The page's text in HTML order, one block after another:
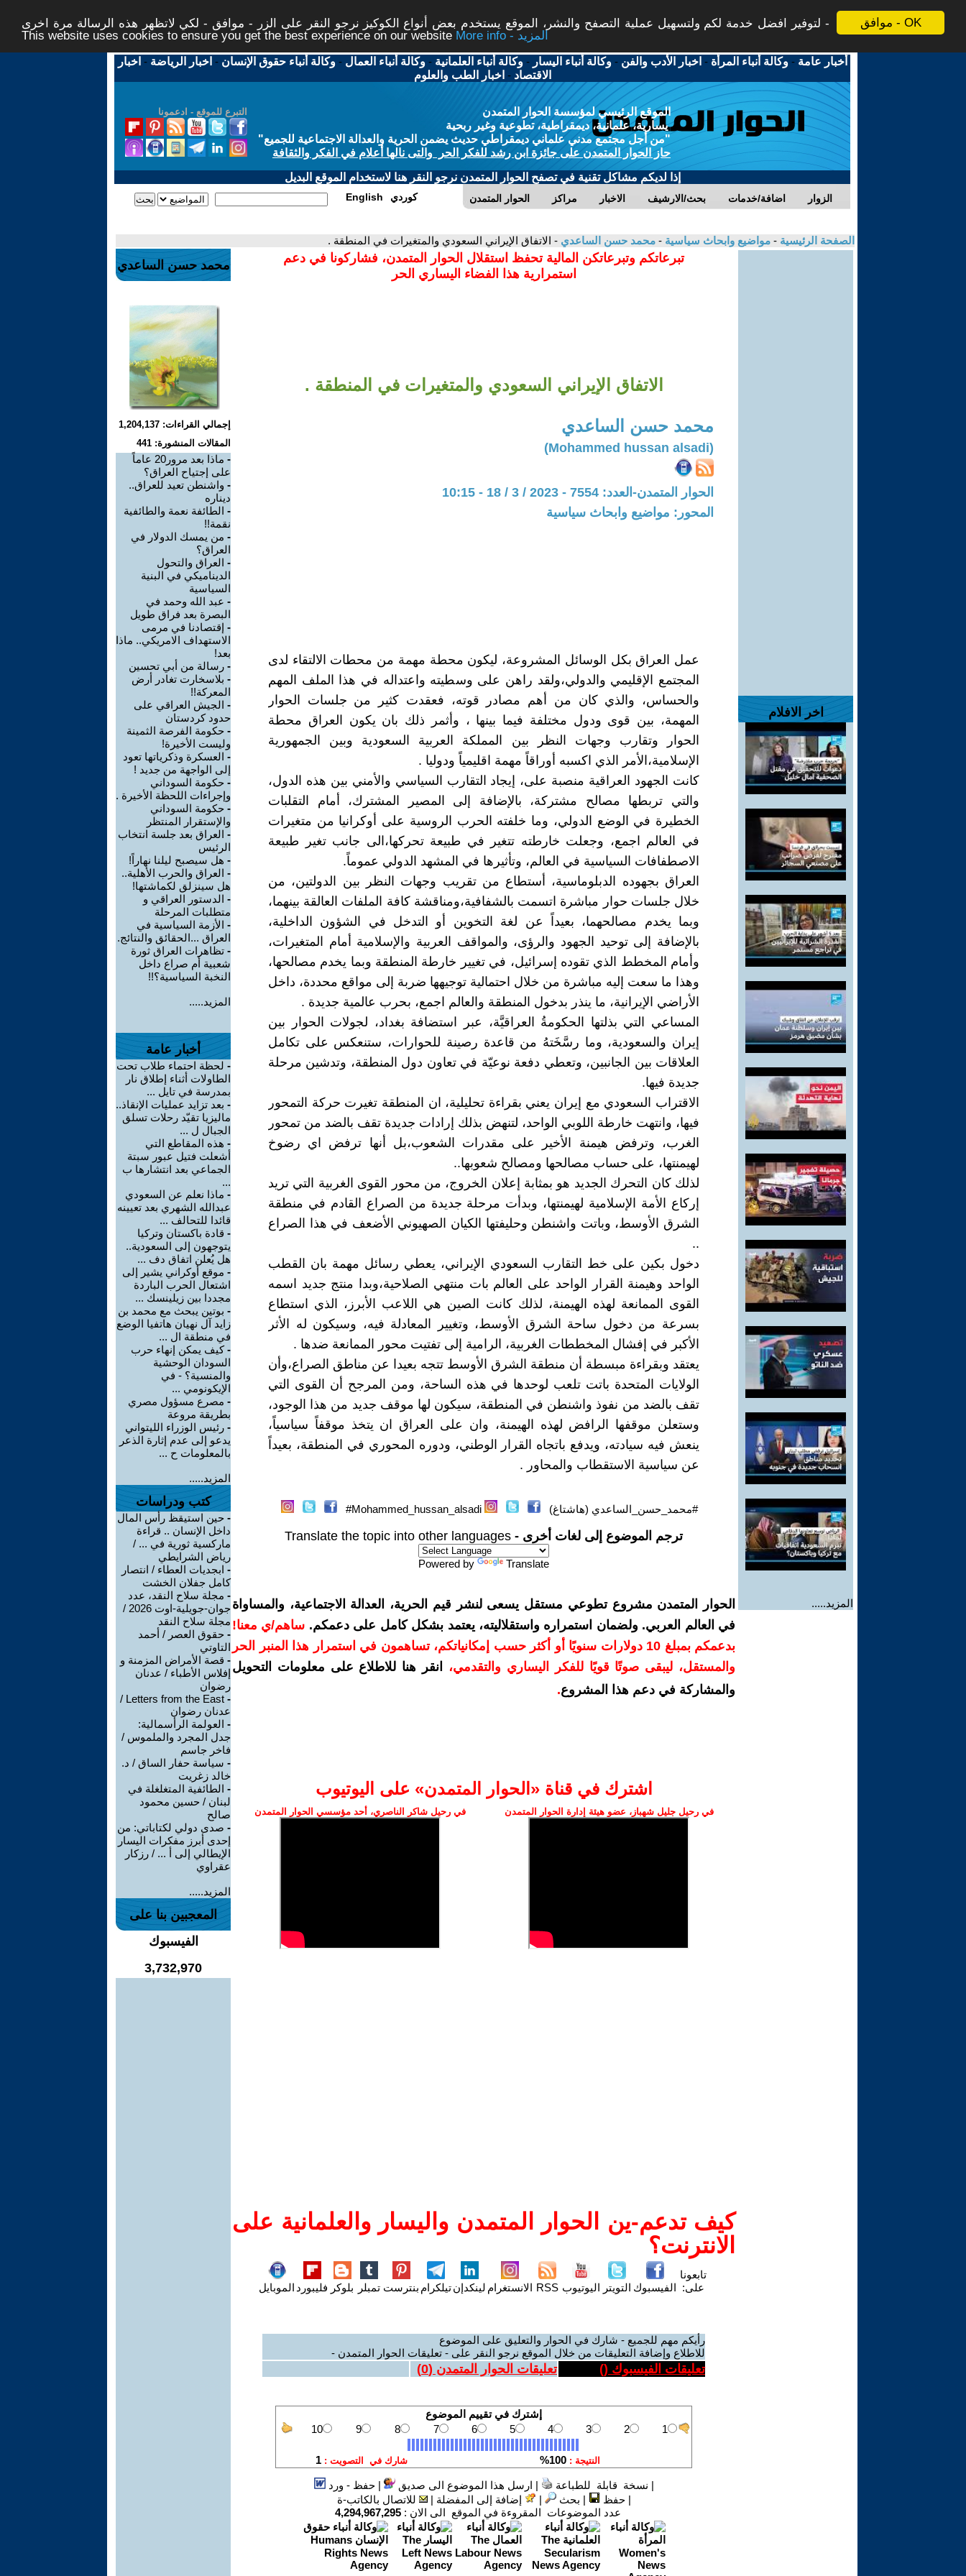
موافق - OK
لتوفير افضل خدمة لكم ولتسهيل عملية التصفح والنشر، الموقع يستخدم بعض أنواع الكوكيز نرجو النقر على الزر - موافق - لكي لاتظهر هذه الرسالة مرة اخرى -
This website uses cookies to ensure you get the best experience on our website
More info - المزيد
أخبار عامة -وكالة أنباء المرأة - اخبار الأدب والفن -وكالة أنباء اليسار -وكالة أنباء العلمانية -وكالة أنباء العمال -وكالة أنباء حقوق الإنسان - اخبار الرياضة - اخبار
الاقتصاد - اخبار الطب والعلوم
التبرع للموقع - ادعمونا
الموقع الرئيسي لمؤسسة الحوار المتمدن
يسارية، علمانية، ديمقراطية، تطوعية وغير ربحية
"من أجل مجتمع مدني علماني ديمقراطي حديث يضمن الحرية والعدالة الاجتماعية للجميع"
حاز الحوار المتمدن على جائزة ابن رشد للفكر الحر والتى نالها أعلام في الفكر والثقافة
إذا لديكم مشاكل تقنية في تصفح الحوار المتمدن نرجو النقر هنا لاستخدام الموقع البديل
الحوار المتمدن مراكز الاخبار بحث/الارشيف اضافة/خدمات الزوار English كوردي
الصفحة الرئيسية - مواضيع وابحاث سياسية - محمد حسن الساعدي - الاتفاق الإيراني السعودي والمتغيرات في المنطقة .
اخر الافلام
المزيد.....
تبرعاتكم وتبرعاتكن المالية تحفظ استقلال الحوار المتمدن، فشاركونا في دعم
استمرارية هذا الفضاء اليساري الحر
الاتفاق الإيراني السعودي والمتغيرات في المنطقة .
محمد حسن الساعدي
(Mohammed hussan alsadi)
الحوار المتمدن-العدد: 7554 - 2023 / 3 / 18 - 10:15
المحور: مواضيع وابحاث سياسية
عمل العراق بكل الوسائل المشروعة، ليكون محطة مهمة من محطات الالتقاء لدى
المجتمع الإقليمي والدولي،ولقد راهن على وسطيته واعتداله في هذا الملف المهم
والحساس، والذي كان من أهم مصادر قوته، فعقدت كثير من جلسات الحوار
المهمة، بين قوى ودول مختلفة فيما بينها ، وأثمر ذلك بان يكون العراق محطة
الحوار وتقارب وجهات النظر بين المملكة العربية السعودية وبين الجمهورية
الإسلامية،الأمر الذي اكسبه أوراقاً مهمة اقليمياً ودوليا .
كانت الجهود العراقية منصبة على، إيجاد التقارب السياسي والأمني بين هذه الدول،
والتي تربطها مصالح مشتركة، بالإضافة إلى المصير المشترك، أمام التقلبات
الخطيرة في الوضع الدولي، وما خلفته الحرب الروسية على أوكرانيا من متغيرات
في العالم اجمع، وجعلت خارطته تتغير في طبيعة تحركها،الى جانب تغير طبيعة
الاصطفافات السياسية في العالم، وتأثيرها في المشهد الدولي عموماً.
العراق بجهوده الدبلوماسية، أستطاع من تقريب وجهات النظر بين الدولتين، من
خلال جلسات حوار مباشرة اتسمت بالشفافية،ومناقشة كافة الملفات العالقة بينهما،
وبما يخدم مصالحهما، بعيداً عن لغة التخوين أو التدخل في الشؤون الداخلية،
بالإضافة إلى توحيد الجهود والرؤى، والمواقف العربية والإسلامية أمام المتغيرات،
وأمام المخطط الذي تقوده إسرائيل، في تغيير خارطة المنطقة وبما يخدم مصالحها،
وهذا ما سعت إليه مباشرة من خلال احتمالية توجيهها ضربة إلى مواقع محددة، داخل
الأراضي الإيرانية، ما ينذر بدخول المنطقة والعالم اجمع، بحرب عالمية جديدة .
المساعي التي بذلتها الحكومةُ العراقيَّة، عبر استضافة بغداد، لجولات الحوار بين
إيران والسعودية، وما رسَّخَتهُ من قاعدة رصينة للحوارات، ستنعكس على تكامل
العلاقات بين الجانبين، وتعطي دفعة نوعيّة في تعاون دول المنطقة، وتدشين مرحلة
جديدة فيها.
الاقتراب السعودي مع إيران يعني بقراءة تحليلية، ان المنطقة تغيرت حركة التمحور
فيها، وانتهت خارطة اللوبي الواحد، لتنهض بذلك إرادات جديدة تقف بالضد من تمحور
الغرب، وترفض هيمنة الأخير على مقدرات الشعوب،بل أنها ترفض اي رضوخ
لهيمنتها، على حساب مصالحها ومصالح شعوبها..
لذلك كان التحرك الجديد هو بمثابة إعلان الخروج، من محور القوى الغربية التي تريد
إركاع الأمة الإسلامية لهيمنتها، وبدأت مرحلة جديدة من الصراع القادم في منطقة
الشرق الأوسط، وباتت واشنطن وحليفتها الكيان الصهيوني الأضعف في هذا الصراع
..
دخول بكين على خط التقارب السعودي الإيراني، يعطي رسائل مهمة بان القطب
الواحد وهيمنة القرار الواحد على العالم بات منتهي الصلاحية،وبدا منتج جديد اسمه
القوى الممانعة لهذه الهيمنة، لذلك كانت الصين هي اللاعب الأبرز، الذي استطاع
بسرعة من دخول ساحة الشرق الأوسط، وتغيير المعادلة فيه، وسيكون له الأثر
الأكبر في إفشال المخططات الغربية، الرامية إلى تفتيت محور الممانعة ضدها .
يعتقد وبقراءة مبسطة أن منطقة الشرق الأوسط تتجه بعيدا عن مناطق الصراع،وأن
الولايات المتحدة باتت تلعب لوحدها في هذه الساحة، ومن المرجح أن القوى التي
تقف بالضد من نفوذ واشنطن في المنطقة، سيكون لها موقف جديد من هذا الوجود،
وستعلن موقفها الرافض لهذه الهيمنة، وان على العراق ان يتخذ موقفاً سياسياً،
ينعش فيه سيادته، ويدفع باتجاه القرار الوطني، ودوره المحوري في المنطقة، بعيداً
عن سياسية الاستقطاب والمحاور .
#محمد_حسن_الساعدي (هاشتاغ) Mohammed_hussan_alsadi#
ترجم الموضوع إلى لغات أخرى - Translate the topic into other languages
Powered by Translate
الحوار المتمدن مشروع تطوعي مستقل يسعى لنشر قيم الحرية، العدالة الاجتماعية، والمساواة
في العالم العربي. ولضمان استمراره واستقلاليته، يعتمد بشكل كامل على دعمكم. ساهم/ي معنا!
بدعمكم بمبلغ 10 دولارات سنويًا أو أكثر حسب إمكانياتكم، تساهمون في استمرار هذا المنبر الحر
والمستقل، ليبقى صوتًا قويًا للفكر اليساري والتقدمي،
انقر هنا للاطلاع على معلومات التحويل
والمشاركة في دعم هذا المشروع.
اشترك في قناة ‫«الحوار المتمدن» على اليوتيوب
في رحيل جليل شهباز، عضو هيئة إدارة الحوار المتمدن في رحيل شاكر الناصري، أحد مؤسسي الحوار المتمدن
كيف تدعم-ين الحوار المتمدن واليسار والعلمانية على
الانترنت؟
تابعونا
على: الفيسبوك التويتر اليوتيوب RSS الانستغرام لينكدإنتيلكرام بنترست تمبلر بلوكر فليبورد الموبايل
رأيكم مهم للجميع - شارك في الحوار والتعليق على الموضوع
للاطلاع وإضافة التعليقات من خلال الموقع نرجو النقر على - تعليقات الحوار المتمدن -
تعليقات الفيسبوك () تعليقات الحوار المتمدن (0
)
| نسخة قابلة للطباعة | ارسل هذا الموضوع الى صديق |حفظ - ورد
|حفظ | بحث | إضافة إلى المفضلة |
للاتصال بالكاتب-ة
عدد الموضوعات المقروءة في الموقع الى الان : 4,294,967,295
محمد حسن الساعدي
إجمالي القراءات: 1,204,137
المقالات المنشورة: 441
-
ماذا بعد مرور20 عاماً
على إجتياح العراق؟
- واشنطن تعيد للعراق..
ديناره
- الطائفة نعمة والطائفية
نقمة!!
- من يمسك الدولار في
العراق؟
- العراق والتحول
الديناميكي في البنية
السياسية
- عبد الله وحمد في
البصرة بعد فراق طويل
- إقتصادنا في مرمى
الاستهداف الامريكي.. ماذا
بعد!
- رسالة من أبي تحسين
- بلاسخارت تغادر أرض
المعركة!!
- الجيش العراقي على
حدود كردستان
- حكومة الفرصة الثمينة
وليست الأخيرة!
- العسكرة وذكرياتها تعود
إلى الواجهة من جديد !
- حكومة السوداني
وإجراءات اللحظة الأخيرة .
- حكومة السوداني
والإستقرار المنتظر
- العراق بعد جلسة انتخاب
الرئيس
- هل سيصبح ليلنا نهاراً!
- العراق والحرب الأهلية..
هل سينزلق لكماشتها!
- ‏الدستور العراقي و
متطلبات المرحلة
- الأزمة السياسية في
العراق ...الحقائق والنتائج.
- تظاهرات العراق ثورة
شعبية أم صراع داخل
النخبة السياسية؟!!
المزيد.....
أخبار عامة
- لحظة احتماء طلاب تحت
الطاولات أثناء إطلاق نار
بمدرسة في تايل ...
- بعد تزايد عمليات الإنقاذ..
ماليزيا تقيّد رحلات تسلق
الجبال ل ...
- هذه المقاطع التي
أشعلت فتيل عبور سبتة
الجماعي بعد انتشارها ب
...
- ماذا نعلم عن السعودي
عبدالله الشهري بعد تعيينه
قائدا للتحالف ...
- قادة باكستان وتركيا
يتوجهون إلى السعودية..
هل يُعلن اتفاق دف ...
- موقع أوكراني يشير إلى
اشتعال الحرب الباردة
مجددا بين زيلينسك ...
- بوتين يبحث مع محمد بن
زايد آل نهيان هاتفيا الوضع
في منطقة ال ...
-كيف يمكن إنهاء حرب
السودان الوحشية
والمنسية؟ - في
الإيكونومي ...
- مصرع مسؤول مصري
بطريقة مروعة
- رئيس الوزراء الليتواني
يدعو إلى عدم إثارة الذعر
بالمعلومات ح ...
المزيد.....
كتب ودراسات
- حين استيقظ رأس المال
داخل الإنسان .. قراءة
ماركسية ثورية في ... /
رياض الشرايطي
- ابجديات العطاء / انتصار
كامل جفلان الخشت
- مجلة سلاح النقد، عدد
جوان-جويلية-اوت 2026 /
مجلة سلاح النقد
- حقوق العصر / أحمد
التاوتي
- قصة الأمراض المزمنة و
إفلاس الأطباء / عدنان
رضوان
-
Letters from the East /
عدنان رضوان
- العولمة الرأسمالية:
جدل المجرد والملموس /
فاخر جاسم
- سياسة حفار الساق / د.
خالد زغريت
- الطائفية المتغلغلة في
لبنان / حسين محمود
صالح
- صدى دولي لكتاباتي: من
إحدى أبرز مفكرات اليسار
الإيطالي إلى أ ... / رزكار
عقراوي
المزيد.....
المعجبين بنا على
الفيسبوك
3,732,970